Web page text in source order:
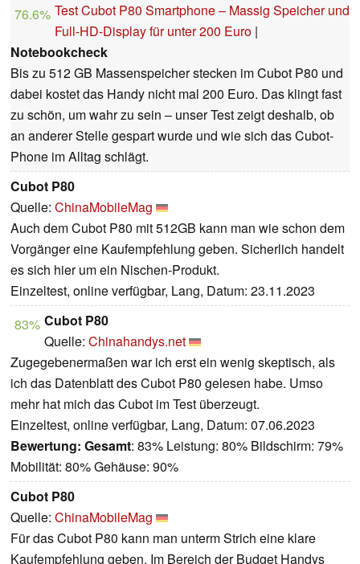
76.6% Test Cubot P80 Smartphone – Massig Speicher und
Full-HD-Display für unter 200 Euro |
Notebookcheck
Bis zu 512 GB Massenspeicher stecken im Cubot P80 und
dabei kostet das Handy nicht mal 200 Euro. Das klingt fast
zu schön, um wahr zu sein – unser Test zeigt deshalb, ob
an anderer Stelle gespart wurde und wie sich das Cubot-
Phone im Alltag schlägt.
Cubot P80
Quelle: ChinaMobileMag
Auch dem Cubot P80 mit 512GB kann man wie schon dem
Vorgänger eine Kaufempfehlung geben. Sicherlich handelt
es sich hier um ein Nischen-Produkt.
Einzeltest, online verfügbar, Lang, Datum: 23.11.2023
83% Cubot P80
Quelle: Chinahandys.net
Zugegebenermaßen war ich erst ein wenig skeptisch, als
ich das Datenblatt des Cubot P80 gelesen habe. Umso
mehr hat mich das Cubot im Test überzeugt.
Einzeltest, online verfügbar, Lang, Datum: 07.06.2023
Bewertung: Gesamt: 83% Leistung: 80% Bildschirm: 79%
Mobilität: 80% Gehäuse: 90%
Cubot P80
Quelle: ChinaMobileMag
Für das Cubot P80 kann man unterm Strich eine klare
Kaufempfehlung geben. Im Bereich der Budget Handys